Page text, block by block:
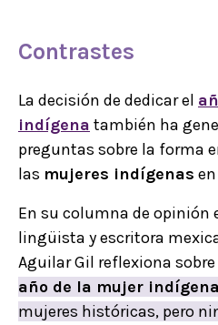
Contrastes
La decisión de dedicar el
indígena también ha
preguntas sobre la forma
las mujeres indígenas
En su columna de opinión
lingüista y escritora
Aguilar Gil reflexiona sobre
año de la mujer indígena
mujeres históricas, pero